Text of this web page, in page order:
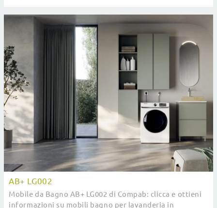
AB+ LG002
Mobile da Bagno AB+ LG002 di Compab: clicca e ottieni
informazioni su mobili bagno per lavanderia in